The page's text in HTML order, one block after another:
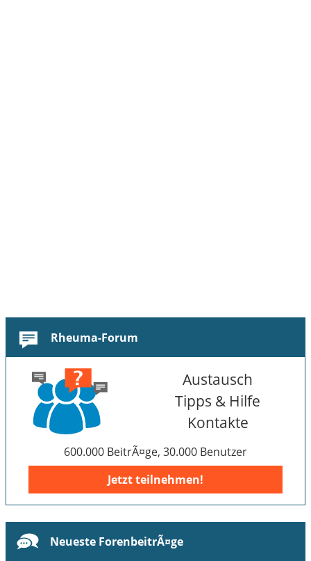
Rheuma-Forum
Austausch
Tipps & Hilfe
Kontakte
600.000 BeitrÃ¤ge, 30.000 Benutzer
Jetzt teilnehmen!
Neueste ForenbeitrÃ¤ge